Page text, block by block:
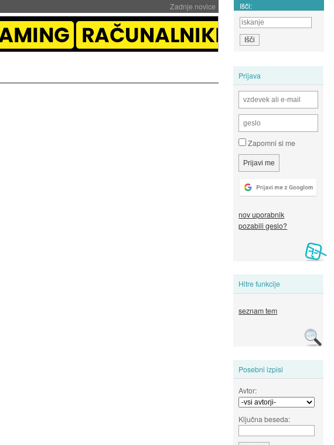
Zadnje novice Išči:
Prijava
Zapomni si me
nov uporabnik
pozabili geslo?
Hitre funkcije
seznam tem
Posebni izpisi
Avtor:
Ključna beseda: